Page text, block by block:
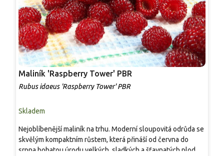
Maliník 'Raspberry Tower' PBR
Rubus idaeus 'Raspberry Tower' PBR
Skladem
Nejoblíbenější maliník na trhu. Moderní sloupovitá odrůda se
skvělým kompaktním růstem, která přináší od června do
srpna bohatou úrodu velkých, sladkých a šťavnatých plodů.